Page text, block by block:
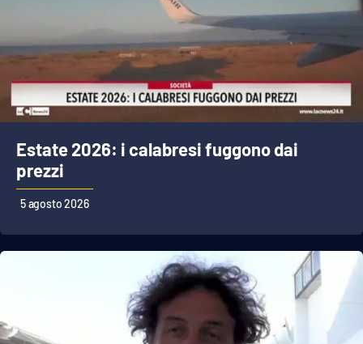
Estate 2026: i calabresi fuggono dai
prezzi
5 agosto 2026